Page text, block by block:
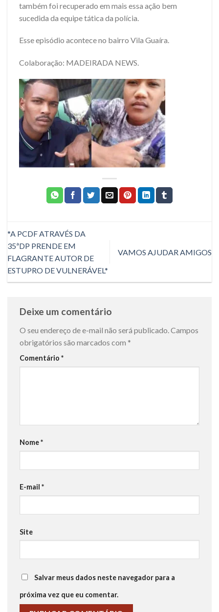
também foi recuperado em mais essa ação bem
sucedida da equipe tática da polícia.
Esse episódio acontece no bairro Vila Guaíra.
Colaboração: MADEIRADA NEWS.
*A PCDF ATRAVÉS DA
35ªDP PRENDE EM
FLAGRANTE AUTOR DE
ESTUPRO DE VULNERÁVEL*
VAMOS AJUDAR AMIGOS
Deixe um comentário
O seu endereço de e-mail não será publicado.Campos
obrigatórios são marcados com *
Comentário *
Nome*
E-mail *
Site
Salvar meus dados neste navegador para a
próxima vez que eu comentar.